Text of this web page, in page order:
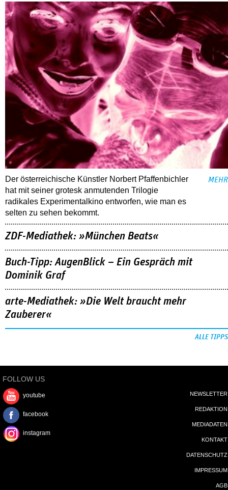
Der österreichische Künstler Norbert Pfaffenbichler
hat mit seiner grotesk anmutenden Trilogie
radikales Experimentalkino entworfen, wie man es
selten zu sehen bekommt.
MEHR
ZDF-Mediathek: »München Beats«
Buch-Tipp: AugenBlick – Ein Gespräch mit
Dominik Graf
arte-Mediathek: »Die Welt braucht mehr
Zauberer«
ALLE TIPPS
FOLLOW US
youtube
facebook
instagram
NEWSLETTER
REDAKTION
MEDIADATEN
KONTAKT
DATENSCHUTZ
IMPRESSUM
AGB